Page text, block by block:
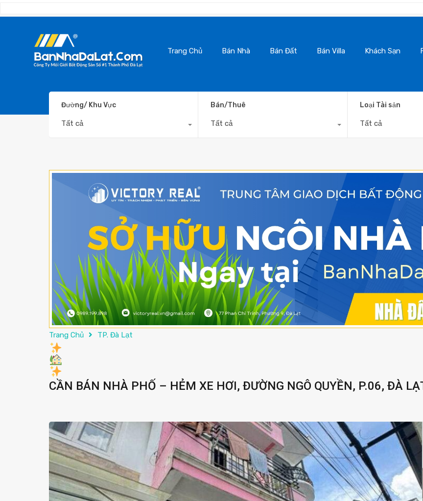
Trang Chủ Bán Nhà Bán Đất Bán Villa Khách Sạn
Đường/ Khu Vực
Tất cả
Bán/Thuê
Tất cả
Loại Tài sản
Tất cả
Trang Chủ TP. Đà Lạt
CẦN BÁN NHÀ PHỐ – HẺM XE HƠI, ĐƯỜNG NGÔ QUYỀN, P.06, ĐÀ